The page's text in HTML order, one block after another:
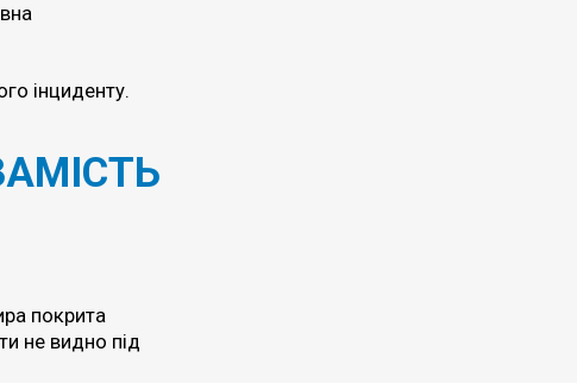
інциденту.
покрита
не видно під